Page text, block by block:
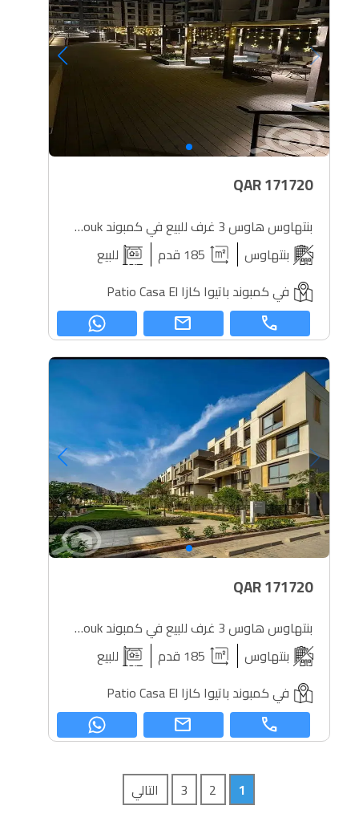
171720
بنتهاوس هاوس 3 غرف للبيع في كمبوند Patio Casa El Shorouk
بنتهاوس
للبيع
في كمبوند باتيوا كازا Patio Casa El
call
mail
171720
بنتهاوس هاوس 3 غرف للبيع في كمبوند Patio Casa El Shorouk
بنتهاوس
للبيع
في كمبوند باتيوا كازا Patio Casa El
call
mail
1
2
3 التالي